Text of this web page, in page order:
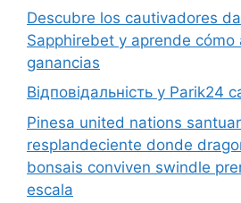
Descubre los cautivadores
Sapphirebet y aprende cómo
ganancias
Відповідальність у Parik24
Pinesa united nations
resplandeciente donde
bonsais conviven swindle
escala